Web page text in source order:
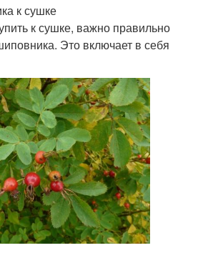
к сушке
к сушке, важно правильно
Это включает в себя